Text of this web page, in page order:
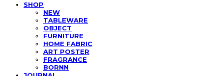
SHOP
NEW
TABLEWARE
OBJECT
FURNITURE
HOME FABRIC
ART POSTER
FRAGRANCE
BORNN